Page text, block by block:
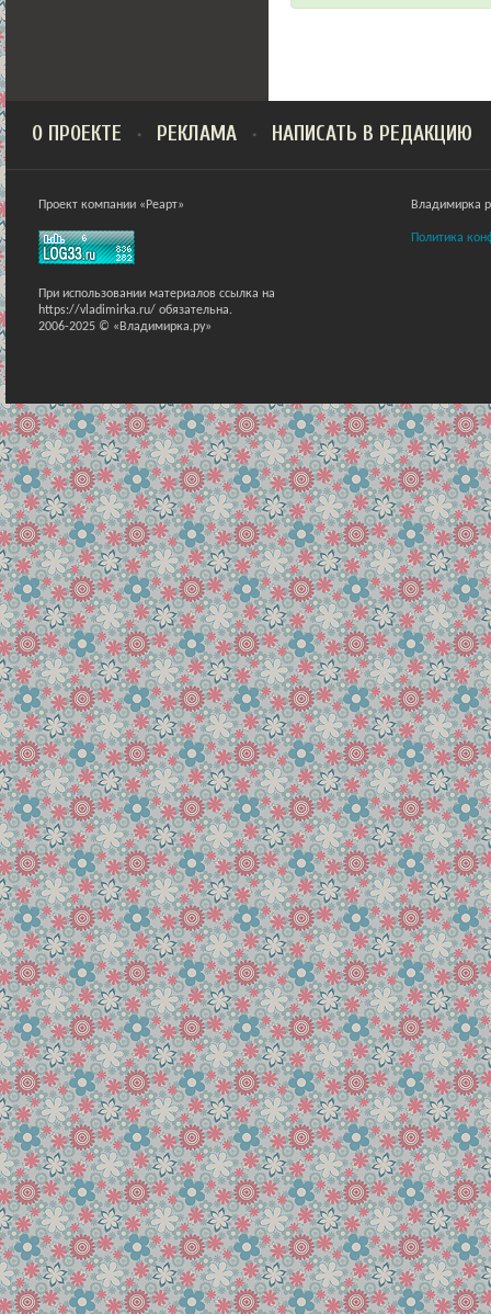
О ПРОЕКТЕ РЕКЛАМА НАПИСАТЬ В РЕДАКЦИЮ
Проект компании «Реарт»
При использовании материалов ссылка на
https://vladimirka.ru/ обязательна.
2006-2025 © «Владимирка.ру»
Владимирка
Политика